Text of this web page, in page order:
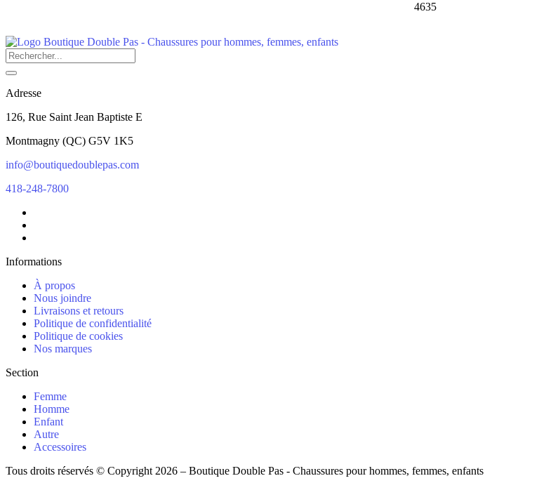
4635
Adresse
126, Rue Saint Jean Baptiste E
Montmagny (QC) G5V 1K5
info@boutiquedoublepas.com
418-248-7800
Informations
À propos
Nous joindre
Livraisons et retours
Politique de confidentialité
Politique de cookies
Nos marques
Section
Femme
Homme
Enfant
Autre
Accessoires
Tous droits réservés © Copyright 2026 – Boutique Double Pas - Chaussures pour hommes, femmes, enfants